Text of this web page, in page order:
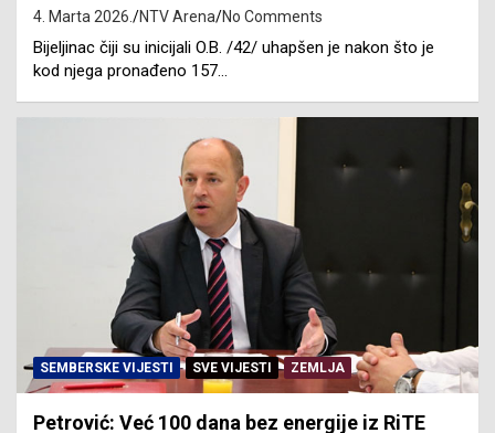
4. Marta 2026. NTV Arena No Comments
Bijeljinac čiji su inicijali O.B. /42/ uhapšen je nakon što je
kod njega pronađeno 157…
SEMBERSKE VIJESTI SVE VIJESTI ZEMLJA
Petrović: Već 100 dana bez energije iz RiTE